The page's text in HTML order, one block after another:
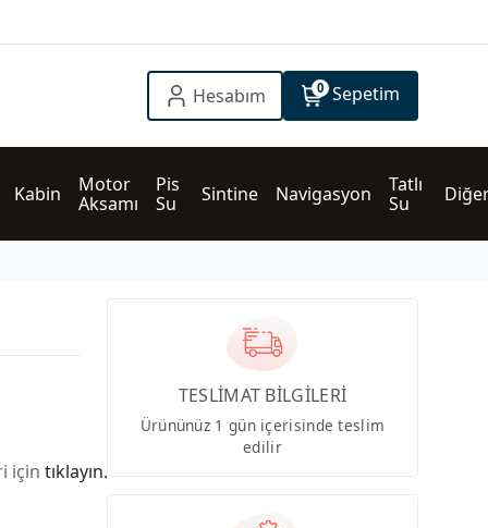
Hesabım 0 Sepetim
Kabin
Motor
Aksamı
Pis
Su
Sintine Navigasyon
Tatlı
Su
için tıklayın.
TESLİMAT BİLGİLERİ
Ürününüz 1 gün içerisinde teslim
edilir